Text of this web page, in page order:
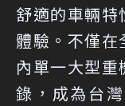
舒適的車輛
體驗。不僅在
內單一大型
錄，成為台